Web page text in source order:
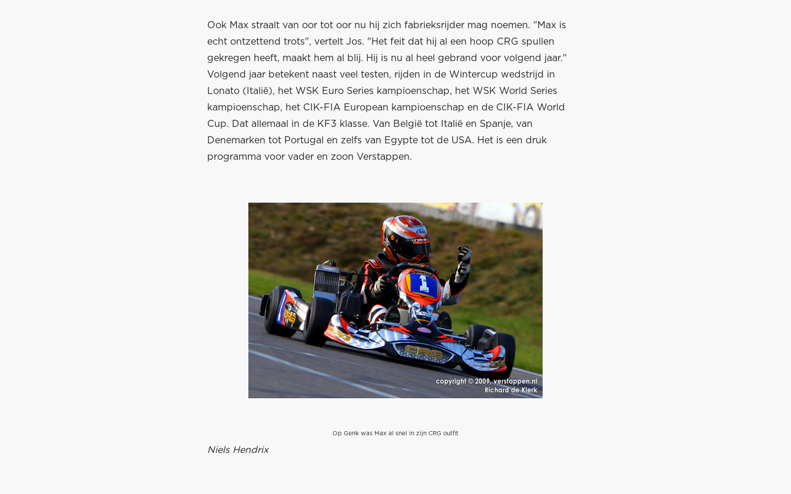
Ook Max straalt van oor tot oor nu hij zich fabrieksrijder mag noemen. "Max is
echt ontzettend trots", vertelt Jos. "Het feit dat hij al een hoop CRG spullen
gekregen heeft, maakt hem al blij. Hij is nu al heel gebrand voor volgend jaar."
Volgend jaar betekent naast veel testen, rijden in de Wintercup wedstrijd in
Lonato (Italië), het WSK Euro Series kampioenschap, het WSK World Series
kampioenschap, het CIK-FIA European kampioenschap en de CIK-FIA World
Cup. Dat allemaal in de KF3 klasse. Van België tot Italië en Spanje, van
Denemarken tot Portugal en zelfs van Egypte tot de USA. Het is een druk
programma voor vader en zoon Verstappen.
Op Genk was Max al snel in zijn CRG outfit
Niels Hendrix